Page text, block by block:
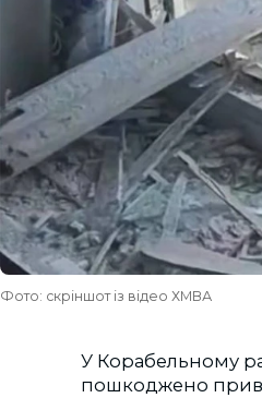
Фото: скріншот із відео ХМВА
У Корабельному
пошкоджено